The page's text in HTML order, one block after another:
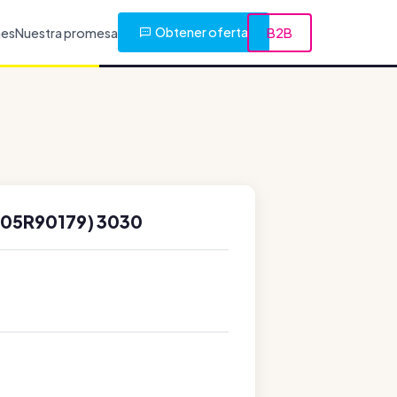
Nuestra promesa Obtener oferta B2B
3030